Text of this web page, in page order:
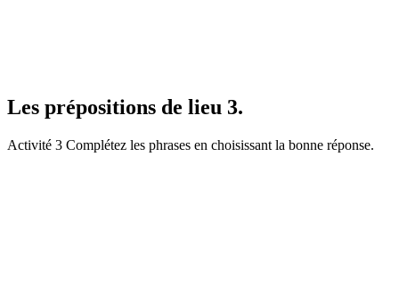
Les prépositions de lieu 3.
Activité 3 Complétez les phrases en choisissant la bonne réponse.